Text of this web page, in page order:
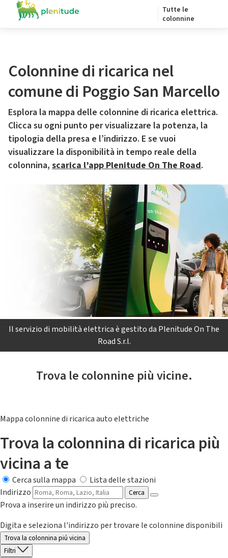
Tutte le
colonnine
Colonnine di ricarica nel
comune di Poggio San Marcello
Esplora la mappa delle colonnine di ricarica elettrica.
Clicca su ogni punto per visualizzare la potenza, la
tipologia della presa e l’indirizzo. E se vuoi
visualizzare la disponibilità in tempo reale della
colonnina, scarica l’app Plenitude On The Road.
Il servizio di mobilità elettrica è gestito da Plenitude On The
Road S.r.l.
Trova le colonnine più vicine.
Mappa colonnine di ricarica auto elettriche
Trova la colonnina di ricarica più
vicina a te
Cerca sulla mappa
Lista delle stazioni
Indirizzo
Cerca
Prova a inserire un indirizzo più preciso.
Digita e seleziona l'indirizzo per trovare le colonnine disponibili
Trova la colonnina piú vicina
Filtri